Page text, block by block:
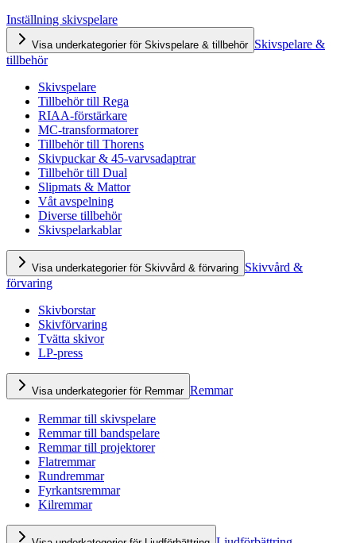
Inställning skivspelare
Visa underkategorier för Skivspelare & tillbehör Skivspelare &
tillbehör
Skivspelare
Tillbehör till Rega
RIAA-förstärkare
MC-transformatorer
Tillbehör till Thorens
Skivpuckar & 45-varvsadaptrar
Tillbehör till Dual
Slipmats & Mattor
Våt avspelning
Diverse tillbehör
Skivspelarkablar
Visa underkategorier för Skivvård & förvaring Skivvård &
förvaring
Skivborstar
Skivförvaring
Tvätta skivor
LP-press
Visa underkategorier för Remmar Remmar
Remmar till skivspelare
Remmar till bandspelare
Remmar till projektorer
Flatremmar
Rundremmar
Fyrkantsremmar
Kilremmar